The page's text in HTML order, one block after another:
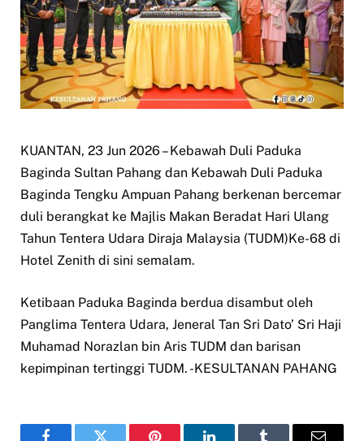
KUANTAN, 23 Jun 2026 – Kebawah Duli Paduka
Baginda Sultan Pahang dan Kebawah Duli Paduka
Baginda Tengku Ampuan Pahang berkenan bercemar
duli berangkat ke Majlis Makan Beradat Hari Ulang
Tahun Tentera Udara Diraja Malaysia (TUDM)Ke-68 di
Hotel Zenith di sini semalam.
Ketibaan Paduka Baginda berdua disambut oleh
Panglima Tentera Udara, Jeneral Tan Sri Dato’ Sri Haji
Muhamad Norazlan bin Aris TUDM dan barisan
kepimpinan tertinggi TUDM. -KESULTANAN PAHANG